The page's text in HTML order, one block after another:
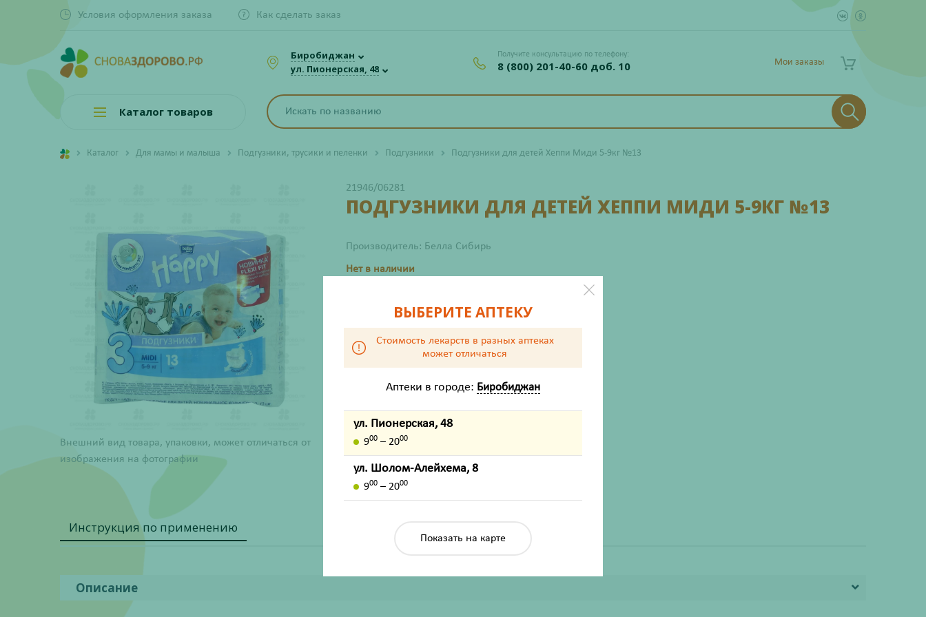
Условия оформления заказа Как сделать заказ
Биробиджан
ул. Пионерская, 48
Получите консультацию по телефону:
8 (800) 201-40-60 доб. 10 Мои заказы
Каталог товаров
Каталог Для мамы и малыша Подгузники, трусики и пеленки Подгузники Подгузники для детей Хеппи Миди 5-9кг №13
Внешний вид товара, упаковки, может отличаться от
изображения на фотографии
21946/06281
ПОДГУЗНИКИ ДЛЯ ДЕТЕЙ ХЕППИ МИДИ 5-9КГ №13
Производитель: Белла Сибирь
Нет в наличии
ХАРАКТЕРИСТИКИ
Производитель
Жизненно важный
Инструкция по применению
Описание
ВЫБЕРИТЕ АПТЕКУ
Стоимость лекарств в разных аптеках
может отличаться
Аптеки в городе: Биробиджан
ул. Пионерская, 48
900 – 2000
ул. Шолом-Алейхема, 8
900 – 2000
Показать на карте